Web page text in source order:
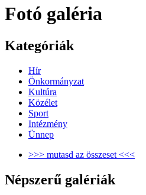
Fotó galéria
Kategóriák
Hír
Önkormányzat
Kultúra
Közélet
Sport
Intézmény
Ünnep
>>> mutasd az összeset <<<
Népszerű galériák